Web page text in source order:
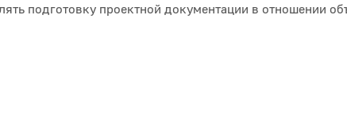
подготовку проектной документации в отношении